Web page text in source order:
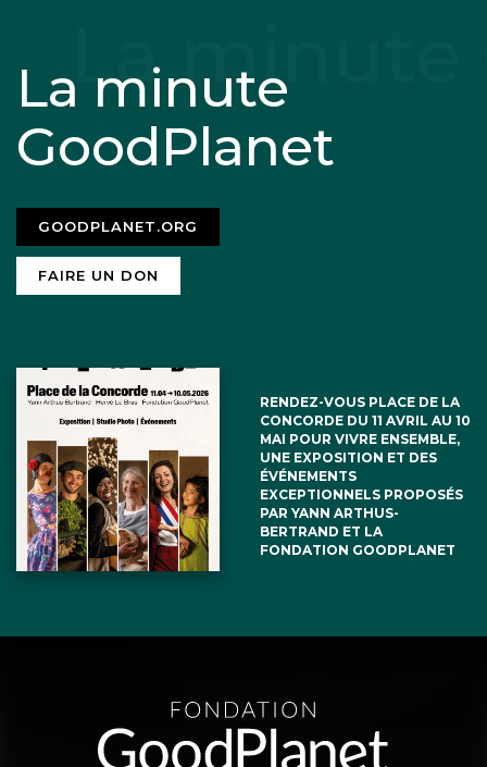
La minute
GoodPlanet
GOODPLANET.ORG
FAIRE UN DON
RENDEZ-VOUS PLACE DE LA
CONCORDE DU 11 AVRIL AU 10
MAI POUR VIVRE ENSEMBLE,
UNE EXPOSITION ET DES
ÉVÉNEMENTS
EXCEPTIONNELS PROPOSÉS
PAR YANN ARTHUS-
BERTRAND ET LA
FONDATION GOODPLANET